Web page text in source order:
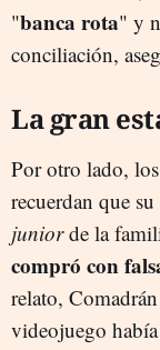
"banca rota" y
conciliación,
La gran
Por otro lado, los
recuerdan que
juniorde la
compró con
relato,
videojuego